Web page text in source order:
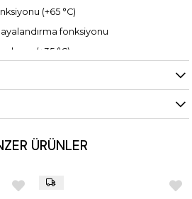
(+65 °C)
fonksiyonu
(+35 °C)
buharlı pişirme (+65 °C)
mm
ÜRÜNLER